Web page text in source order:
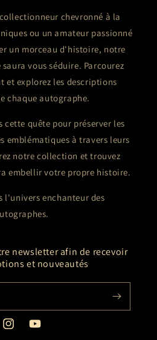
chevronné à la
ou un amateur passionné
un morceau d'histoire, notre
vous séduire. Parcourez
et explorez les descriptions
chaque autographe.
cette quête pour préserver les
emblématiques à travers leurs
notre collection et trouvez
embellir votre propre histoire.
l'univers enchanteur des
newsletter afin de recevoir
et nouveautés
InstagramYouTube